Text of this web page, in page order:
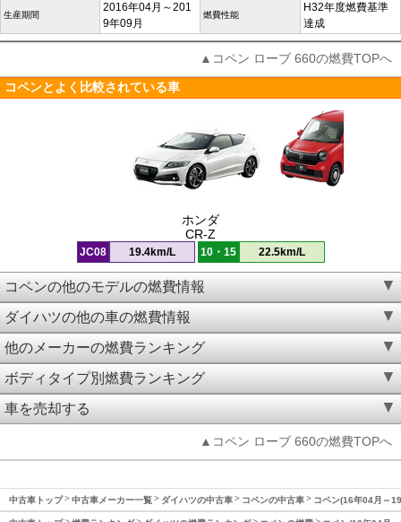
生産期間
2016年04月～201
9年09月
燃費性能
H32年度燃費基準
達成
▲コペン ローブ 660の燃費TOPへ
コペンとよく比較されている車
ホンダ
CR-Z
JC08 19.4km/L 10・15 22.5km/L
コペンの他のモデルの燃費情報
ダイハツの他の車の燃費情報
他のメーカーの燃費ランキング
ボディタイプ別燃費ランキング
車を売却する
▲コペン ローブ 660の燃費TOPへ
中古車トップ 中古車メーカー一覧 ダイハツの中古車 コペンの中古車 コペン(16年04月～